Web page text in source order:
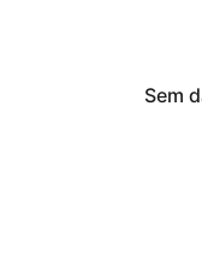
Sem